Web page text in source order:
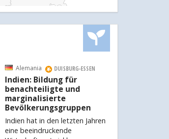
Alemania DUISBURG-ESSEN
Indien: Bildung für
benachteiligte und
marginalisierte
Bevölkerungsgruppen
Indien hat in den letzten Jahren
eine beeindruckende